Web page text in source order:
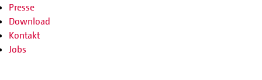
Presse
Download
Kontakt
Jobs